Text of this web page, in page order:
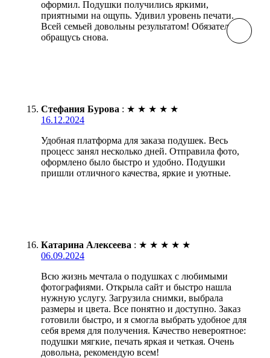
оформил. Подушки получились яркими,
приятными на ощупь. Удивил уровень печати.
Всей семьей довольны результатом! Обязательно
обращусь снова.
Стефания Бурова : ★ ★ ★ ★ ★
16.12.2024
Удобная платформа для заказа подушек. Весь
процесс занял несколько дней. Отправила фото,
оформлено было быстро и удобно. Подушки
пришли отличного качества, яркие и уютные.
Катарина Алексеева : ★ ★ ★ ★ ★
06.09.2024
Всю жизнь мечтала о подушках с любимыми
фотографиями. Открыла сайт и быстро нашла
нужную услугу. Загрузила снимки, выбрала
размеры и цвета. Все понятно и доступно. Заказ
готовили быстро, и я смогла выбрать удобное для
себя время для получения. Качество невероятное:
подушки мягкие, печать яркая и четкая. Очень
довольна, рекомендую всем!